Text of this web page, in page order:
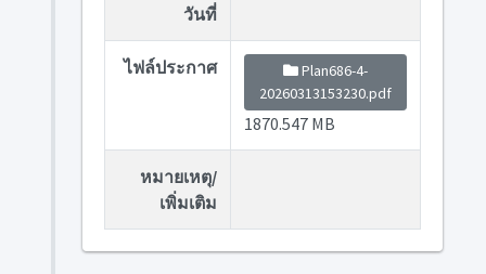
วันที่
ไฟล์ประกาศ
Plan686-4-
20260313153230.pdf
1870.547 MB
หมายเหตุ/
เพิ่มเติม